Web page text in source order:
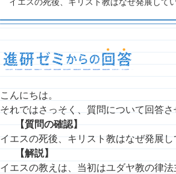
こんにちは。
それではさっそく、質問について回答さ
【質問の確認】
イエスの死後、キリスト教はなぜ発展し
【解説】
イエスの教えは、当初はユダヤ教の律